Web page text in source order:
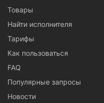
Товары
Найти исполнителя
Тарифы
Как пользоваться
FAQ
Популярные запросы
Новости